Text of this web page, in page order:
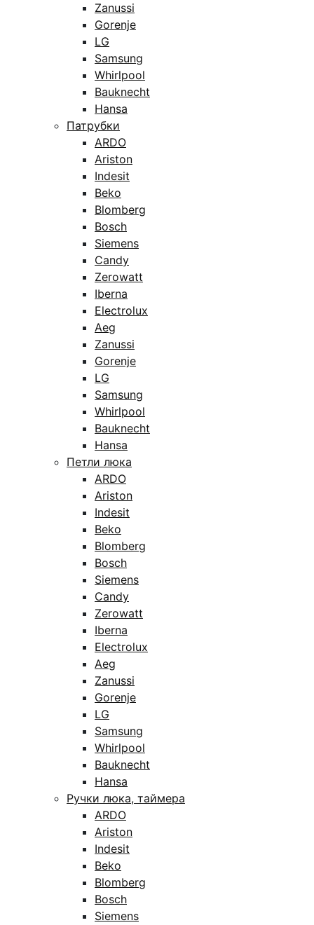
Zanussi
Gorenje
LG
Samsung
Whirlpool
Bauknecht
Hansa
Патрубки
ARDO
Ariston
Indesit
Beko
Blomberg
Bosch
Siemens
Candy
Zerowatt
Iberna
Electrolux
Aeg
Zanussi
Gorenje
LG
Samsung
Whirlpool
Bauknecht
Hansa
Петли люка
ARDO
Ariston
Indesit
Beko
Blomberg
Bosch
Siemens
Candy
Zerowatt
Iberna
Electrolux
Aeg
Zanussi
Gorenje
LG
Samsung
Whirlpool
Bauknecht
Hansa
Ручки люка, таймера
ARDO
Ariston
Indesit
Beko
Blomberg
Bosch
Siemens